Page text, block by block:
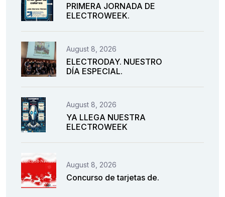
PRIMERA JORNADA DE
ELECTROWEEK.
August 8, 2026
ELECTRODAY. NUESTRO
DÍA ESPECIAL.
August 8, 2026
YA LLEGA NUESTRA
ELECTROWEEK
August 8, 2026
Concurso de tarjetas de.